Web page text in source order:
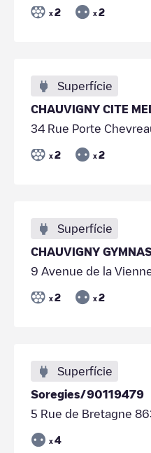
x 2 x 2
Superfície
CHAUVIGNY CITE
34 Rue Porte
x 2 x 2
Superfície
CHAUVIGNY
9 Avenue de la
x 2 x 2
Superfície
Soregies/90119479
5 Rue de Bretagne
x 4